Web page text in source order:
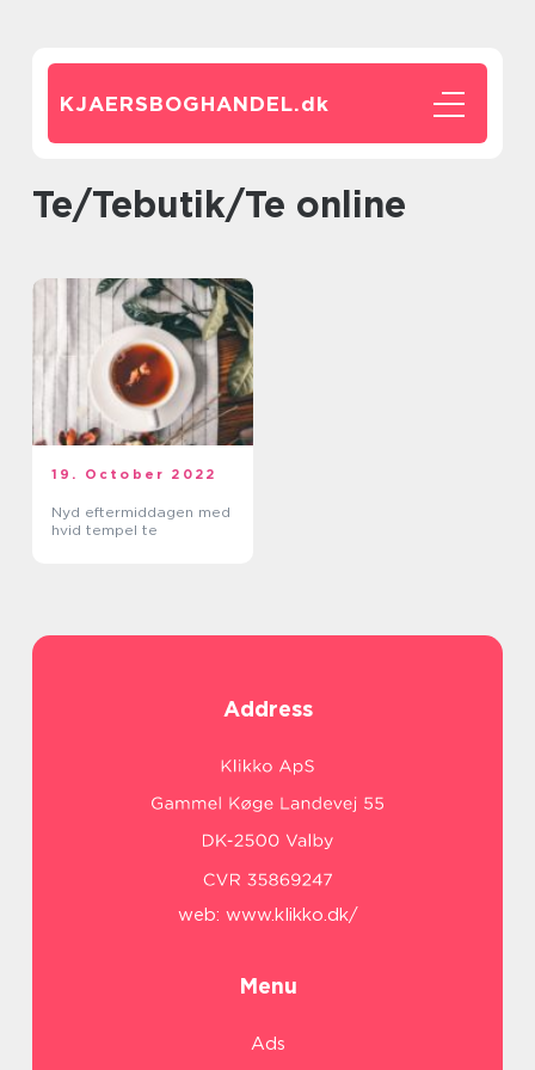
KJAERSBOGHANDEL.dk
Te/Tebutik/Te online
19. October 2022
Nyd eftermiddagen med
hvid tempel te
Address
web: www.klikko.dk/
Menu
Ads